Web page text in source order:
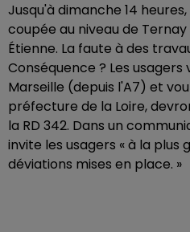
Jusqu'à dimanche 14
coupée au niveau de
Étienne. La faute à des
Conséquence ? Les usagers
Marseille (depuis l'A7) et
préfecture de la Loire,
la RD 342. Dans un
invite les usagers « à la plus
déviations mises en place. »